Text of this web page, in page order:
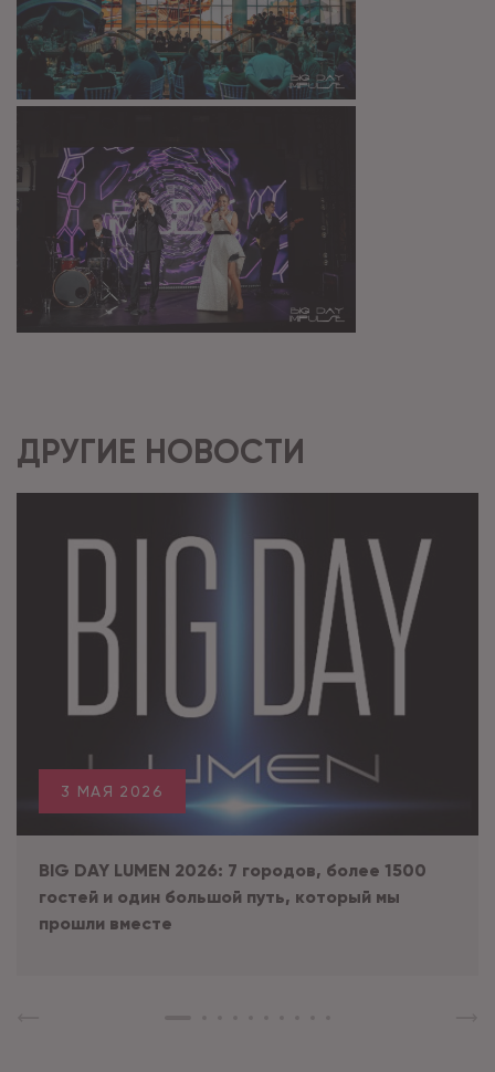
ДРУГИЕ НОВОСТИ
3 МАЯ 2026
BIG DAY LUMEN 2026: 7 городов, более 1500
гостей и один большой путь, который мы
прошли вместе